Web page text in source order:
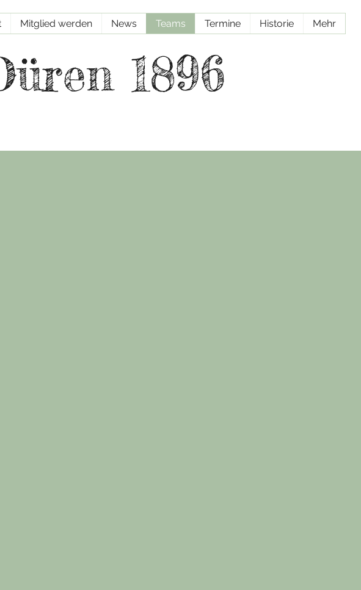
Mitglied werden News Teams Termine Historie Mehr
1896